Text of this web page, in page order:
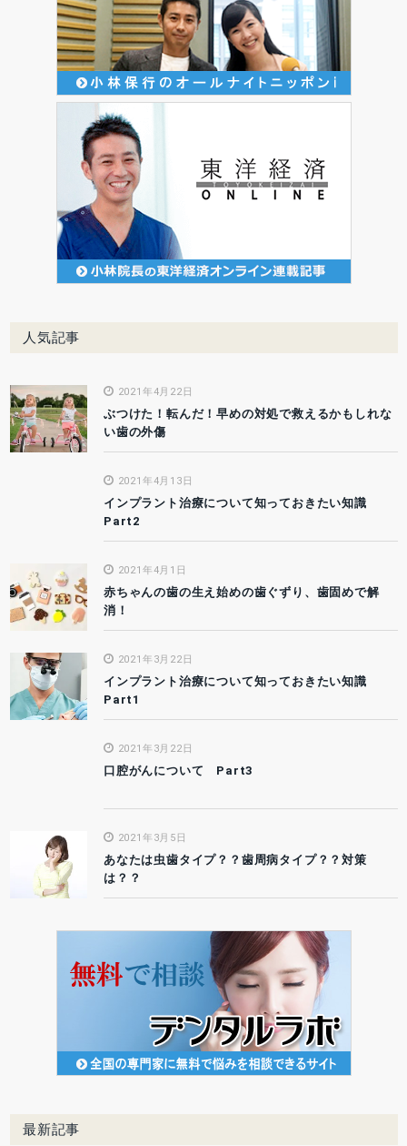
人気記事
2021年4月22日
ぶつけた！転んだ！早めの対処で救えるかもしれな
い歯の外傷
2021年4月13日
インプラント治療について知っておきたい知識
Part2
2021年4月1日
赤ちゃんの歯の生え始めの歯ぐずり、歯固めで解
消！
2021年3月22日
インプラント治療について知っておきたい知識
Part1
2021年3月22日
口腔がんについて Part3
2021年3月5日
あなたは虫歯タイプ？？歯周病タイプ？？対策
は？？
最新記事